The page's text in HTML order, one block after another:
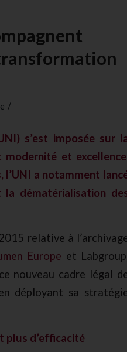
/
s’est imposée sur
et
l’UNI a notamment
dématérialisation
relative à
Europe et
nouveau cadre légal
déployant sa
plus d’efficacité